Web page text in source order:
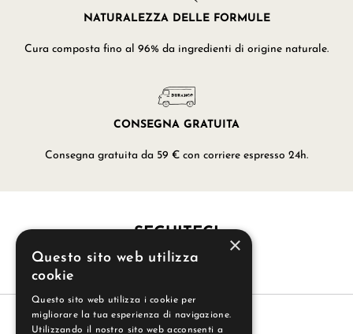
NATURALEZZA DELLE FORMULE
Cura composta fino al 96% da ingredienti di origine naturale.
CONSEGNA GRATUITA
Consegna gratuita da 59 € con corriere espresso 24h.
SEGUITECI ×
Questo sito web utilizza
cookie
Questo sito web utilizza i cookie per
migliorare la tua esperienza di navigazione.
Utilizzando il nostro sito web acconsenti a